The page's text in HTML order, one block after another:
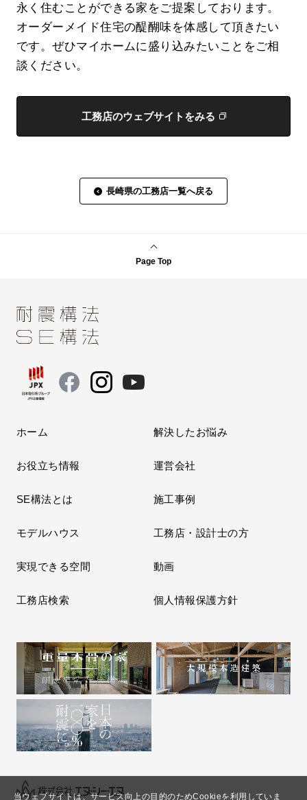
当ウェブサイトは、サービス向上の目的のためCookieを利用していま
永く住むことができる家をご提案しております。
オーダーメイド住宅の醍醐味を体感して頂きたい
です。ぜひマイホームに盛り込みたいことをご相
談ください。
工務店のウェブサイトをみる
長崎県の工務店一覧へ戻る
Page Top
ホーム 解決したお悩み
お役立ち情報 運営会社
SE構法とは 施工事例
モデルハウス 工務店・設計士の方
実現できる空間 動画
工務店検索 個人情報保護方針